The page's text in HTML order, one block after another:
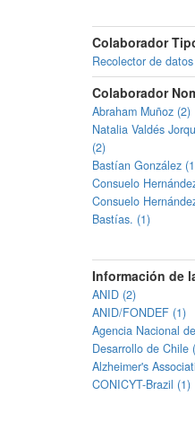
Colaborador
Recolector de
Colaborador
Abraham Muñoz (2)
Natalia Valdés
(2)
Bastían González
Consuelo
Consuelo
Bastías. (1)
Información de
ANID (2)
ANID/FONDEF (1)
Agencia Nacional
Desarrollo de Chile
Alzheimer's
CONICYT-Brazil (1)